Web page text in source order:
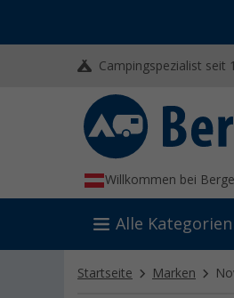
Campingspezialist seit
Willkommen bei
Alle Kategorien
Startseite Marken